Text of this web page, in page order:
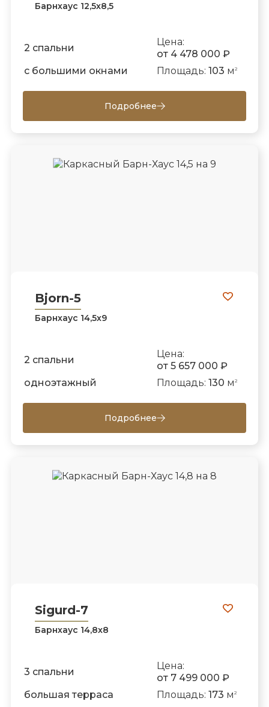
Барнхаус 12,5х8,5
2 спальни
Цена:
от 4 478 000 ₽
с большими окнами
Площадь: 103 м 2
Подробнее
Bjorn-5
Барнхаус 14,5х9
2 спальни
Цена:
от 5 657 000 ₽
одноэтажный
Площадь: 130 м 2
Подробнее
Sigurd-7
Барнхаус 14,8х8
3 спальни
Цена:
от 7 499 000 ₽
большая терраса
Площадь: 173 м 2